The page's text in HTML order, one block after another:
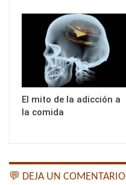
El mito de la adicción a
la comida
💬 DEJA UN COMENTARIO